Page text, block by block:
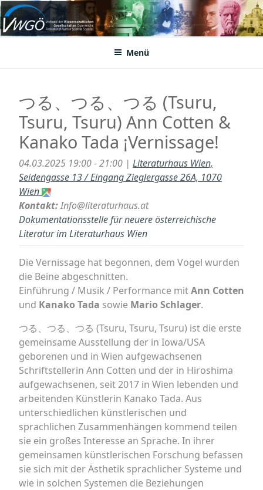
Zum
Inhalt
springenVWGÖ
Federation of Austrian Scientific Societies
Menü
つる、つる、つる (Tsuru,
Tsuru, Tsuru) Ann Cotten &
Kanako Tada ¡Vernissage!
04.03.2025 19:00 - 21:00 | Literaturhaus Wien,
Seidengasse 13 / Eingang Zieglergasse 26A, 1070
Wien
Kontakt:Info@literaturhaus.at
Dokumentationsstelle für neuere österreichische
Literatur im Literaturhaus Wien
Die Vernissage hat begonnen, dem Vogel wurden
die Beine abgeschnitten.
Einführung / Musik / Performance mitAnn Cotten
und Kanako Tada sowie Mario Schlager.
つる、つる、つる (Tsuru, Tsuru, Tsuru) ist die erste
gemeinsame Ausstellung der in Iowa/USA
geborenen und in Wien aufgewachsenen
Schriftstellerin Ann Cotten und der in Hiroshima
aufgewachsenen, seit 2017 in Wien lebenden und
arbeitenden Künstlerin Kanako Tada. Aus
unterschiedlichen künstlerischen und
sprachlichen Zusammenhängen kommend teilen
sie ein großes Interesse an Sprache. In ihrer
gemeinsamen künstlerischen Forschung befassen
sie sich mit der Ästhetik sprachlicher Systeme und
wie in solchen Systemen die Beziehungen